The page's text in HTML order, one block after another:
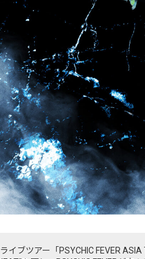
イブツアー「PSYCHIC FEVER